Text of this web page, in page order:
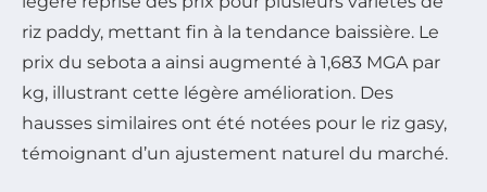
riz paddy, mettant fin à la tendance baissière. Le
prix du sebota a ainsi augmenté à 1,683 MGA par
kg, illustrant cette légère amélioration. Des
hausses similaires ont été notées pour le riz gasy,
témoignant d’un ajustement naturel du marché.